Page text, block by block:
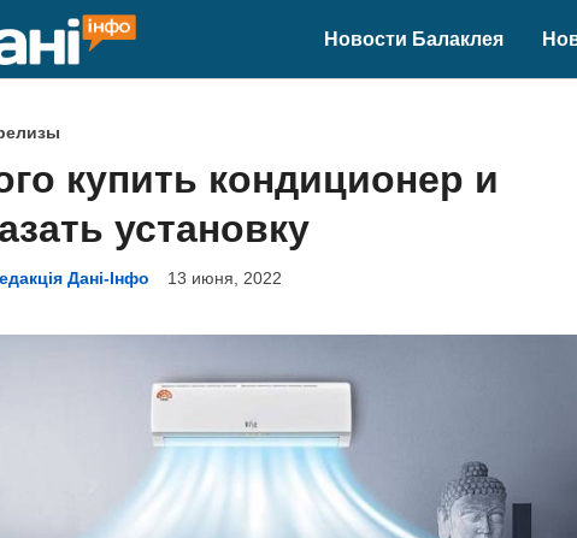
Новости Балаклея
купить кондиционер и
установку
Дані-Інфо 13 июня, 2022